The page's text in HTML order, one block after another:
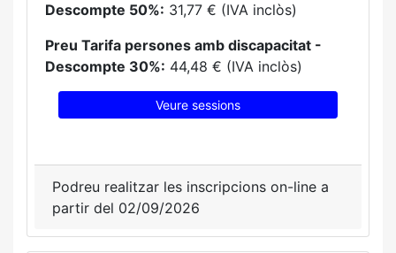
Descompte 50%: 31,77 € (IVA inclòs)
Preu Tarifa persones amb discapacitat -
Descompte 30%: 44,48 € (IVA inclòs)
Veure sessions
Podreu realitzar les inscripcions on-line a
partir del 02/09/2026